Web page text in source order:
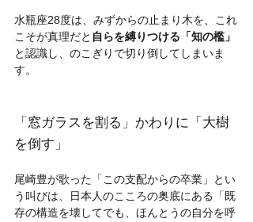
水瓶座28度は、みずからの止まり木を、これ
こそが真理だと 自らを縛りつける「知の檻」
と認識し、のこぎりで切り倒してしまいま
す。
「窓ガラスを割る」かわりに「大樹
を倒す」
尾崎豊が歌った「この支配からの卒業」とい
う叫びは、日本人のこころの奥底にある「既
存の構造を壊してでも、ほんとうの自分を呼